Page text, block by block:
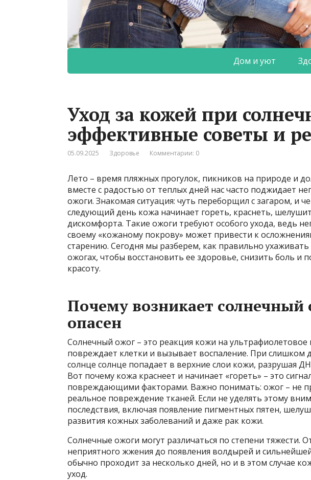
Дом и уют
Уход за кожей при
эффективные советы и
05.09.2025 Здоровье Комментарии: 0
Лето – время пляжных прогулок, пикников на природе и
вместе с радостью от теплых дней нас часто поджидает
ожоги. Знакомая ситуация: чуть переборщил с загаром, и
следующий день кожа начинает гореть, краснеть,
дискомфорта. Такие ожоги требуют особого ухода, ведь
своему «кожаному покрову» может привести к
старению. Сегодня мы разберем, как правильно
ожогах, чтобы восстановить ее здоровье, снизить боль и
красоту.
Почему возникает
опасен
Солнечный ожог – это реакция кожи на ультрафиолетовое
повреждает клетки и вызывает воспаление. При слишком
солнце солнце попадает в верхние слои кожи, разрушая
Вот почему кожа краснеет и начинает «гореть» – это
повреждающими факторами. Важно понимать: ожог – не
реальное повреждение тканей. Если не уделять этому
последствия, включая появление пигментных пятен,
развития кожных заболеваний и даже рак кожи.
Солнечные ожоги могут различаться по степени тяжести.
неприятного жжения до появления волдырей и
обычно проходит за несколько дней, но и в этом случае
уход.